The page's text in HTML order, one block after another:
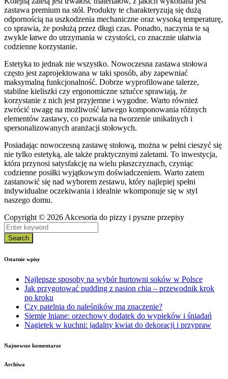
zastawa premium na stół. Produkty te charakteryzują się dużą
odpornością na uszkodzenia mechaniczne oraz wysoką temperaturę,
co sprawia, że posłużą przez długi czas. Ponadto, naczynia te są
zwykle łatwe do utrzymania w czystości, co znacznie ułatwia
codzienne korzystanie.
Estetyka to jednak nie wszystko. Nowoczesna zastawa stołowa
często jest zaprojektowana w taki sposób, aby zapewniać
maksymalną funkcjonalność. Dobrze wyprofilowane talerze,
stabilne kieliszki czy ergonomiczne sztućce sprawiają, że
korzystanie z nich jest przyjemne i wygodne. Warto również
zwrócić uwagę na możliwość łatwego komponowania różnych
elementów zastawy, co pozwala na tworzenie unikalnych i
spersonalizowanych aranżacji stołowych.
Posiadając nowoczesną zastawę stołową, można w pełni cieszyć się
nie tylko estetyką, ale także praktycznymi zaletami. To inwestycja,
która przynosi satysfakcję na wielu płaszczyznach, czyniąc
codzienne posiłki wyjątkowym doświadczeniem. Warto zatem
zastanowić się nad wyborem zestawu, który najlepiej spełni
indywidualne oczekiwania i idealnie wkomponuje się w styl
naszego domu.
Copyright © 2026 Akcesoria do pizzy i pyszne przepisy
Search
Ostatnie wpisy
Najlepsze sposoby na wybór hurtowni soków w Polsce
Jak przygotować pudding z nasion chia – przewodnik krok
po kroku
Czy patelnia do naleśników ma znaczenie?
Siemię lniane: orzechowy dodatek do wypieków i śniadań
Nagietek w kuchni: jadalny kwiat do dekoracji i przypraw
Najnowsze komentarze
Archiwa